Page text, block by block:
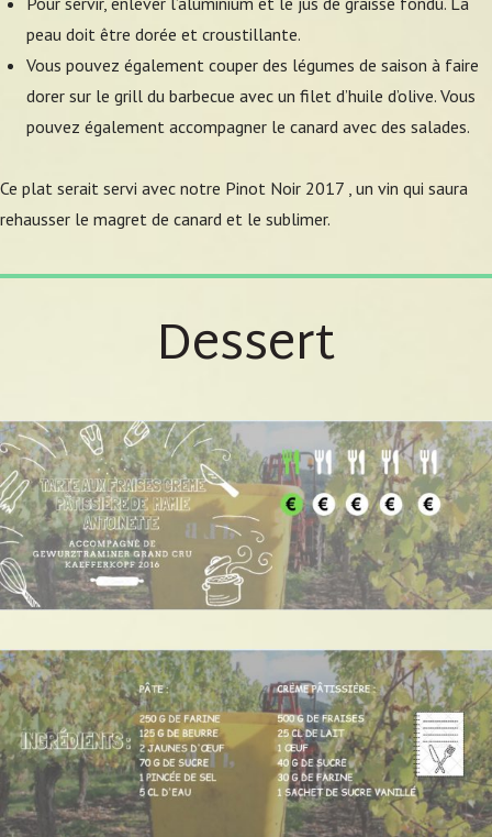
peau doit être dorée et croustillante.
Vous pouvez également couper des légumes de saison à faire
dorer sur le grill du barbecue avec un filet d’huile d’olive. Vous
pouvez également accompagner le canard avec des salades.
Ce plat serait servi avec notre Pinot Noir 2017 , un vin qui saura
rehausser le magret de canard et le sublimer.
Dessert